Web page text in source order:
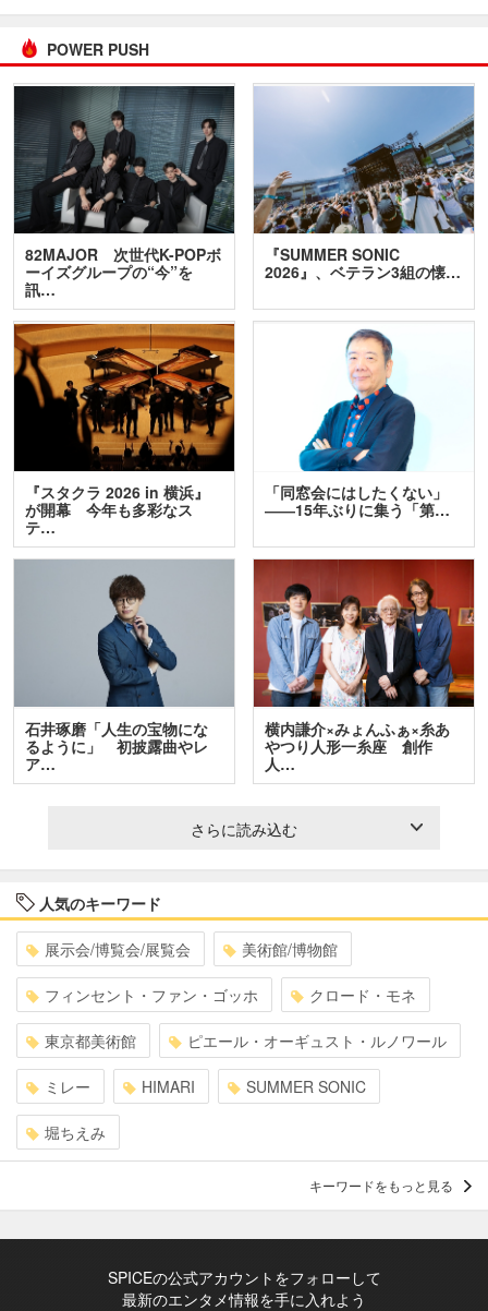
POWER PUSH
82MAJOR 次世代K-POPボ
ーイズグループの“今”を
訊…
『SUMMER SONIC
2026』、ベテラン3組の懐…
『スタクラ 2026 in 横浜』
が開幕 今年も多彩なス
テ…
「同窓会にはしたくない」
――15年ぶりに集う「第…
石井琢磨「人生の宝物にな
るように」 初披露曲やレ
ア…
横内謙介×みょんふぁ×糸あ
やつり人形一糸座 創作
人…
さらに読み込む
人気のキーワード
展示会/博覧会/展覧会 美術館/博物館
フィンセント・ファン・ゴッホ クロード・モネ
東京都美術館 ピエール・オーギュスト・ルノワール
ミレー HIMARI SUMMER SONIC
堀ちえみ
キーワードをもっと見る
SPICEの公式アカウントをフォローして
最新のエンタメ情報を手に入れよう